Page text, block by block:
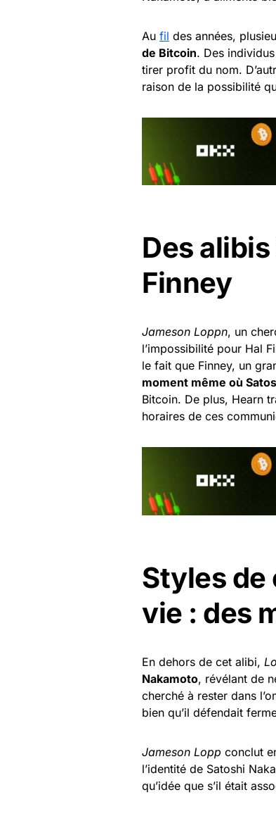
Au fil des années,
de Bitcoin. Des
tirer profit du nom.
raison de la possibilité
Des
Finney
Jameson Loppn, un
l’impossibilité pour Hal
le fait que Finney, un
moment même où
Bitcoin. De plus, Hearn
horaires de ces
Styles de
vie : des
En dehors de cet alibi,
Nakamoto, révélant de
cherché à rester dans
bien qu’il défendait
Jameson Lopp conclut
l’identité de Satoshi
qu’idée que s’il était